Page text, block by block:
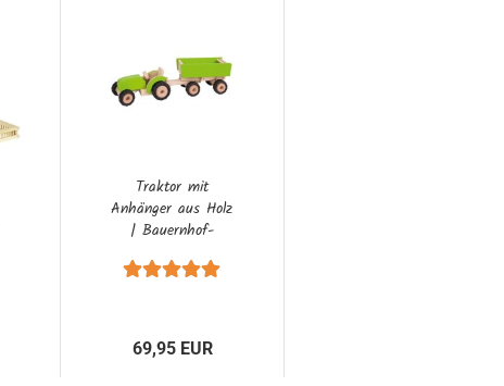
Traktor mit
Anhänger aus Holz
| Bauernhof-
Kinder
69,95 EUR